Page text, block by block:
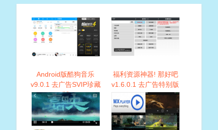
Android版酷狗音乐
v9.0.1 去广告SVIP珍藏
版
福利资源神器! 那好吧
v1.6.0.1 去广告特别版